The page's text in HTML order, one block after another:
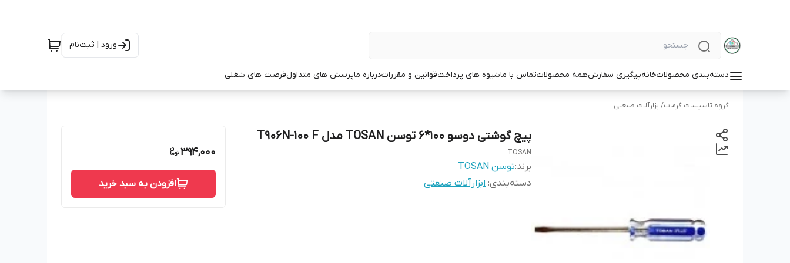
ورود | ثبت‌نام
دسته‌بندی محصولاتخانهپیگیری سفارشهمه محصولاتتماس با ماشیوه های پرداختقوانین و مقرراتدرباره ماپرسش های متداولفرصت های شغلی
گروه تاسیسات گرماب/ابزارآلات صنعتی
پیچ گوشتی دوسو 100*6 توسن TOSAN مدل T906N-100 F
TOSAN
برند:توسن TOSAN
دسته‌بندی: ابزارآلات صنعتی
394,000
افزودن به سبد خرید